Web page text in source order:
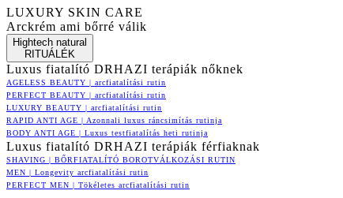
LUXURY SKIN CARE
Arckrém ami bőrré válik
Hightech natural
RITUÁLÉK
Luxus fiatalító DRHAZI terápiák nőknek
AGELESS BEAUTY | arcfiatalítási rutin
PERFECT BEAUTY | arcfiatalítási rutin
LUXURY BEAUTY | arcfiatalítási rutin
RAPID ANTI AGE | Azonnali luxus ráncsimítás rutinja
BODY ANTI AGE | Luxus testfiatalítás heti rutinja
Luxus fiatalító DRHAZI terápiák férfiaknak
SHAVING | BŐRFIATALÍTÓ BOROTVÁLKOZÁSI RUTIN
MEN | Longevity arcfiatalítási rutin
PERFECT MEN | Tökéletes arcfiatalítási rutin